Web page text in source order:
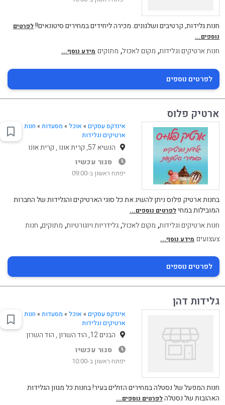
חנות גלידות, קרטיבים ושלגונים. מכירה ליחידים במחירים סיטונאים!!לפרטים
נוספים...
חנות ארטיקים וגלידות, מקום לאכול, מתוקים מידע נוסף...
לפרטים נוספים
ארטיק פלוס
אינדקס עסקים » אוכל» מסעדות» חנות
ארטיקים וגלידות
הנשיא 57, קרית אונו , קרית אונו
סגור עכשיו
יפתח ראשון ב-09:00
בחנות ארטיק פלוס ניתן להשיג את כל סוגי הארטיקים והגלידות של החברות
המובילות במחילפרטים נוספים...
חנות ארטיקים וגלידות, מקום לאכול,גלידריות ויוגורטיות, מתוקים, חנות
צעצועים מידע נוסף...
לפרטים נוספים
גלידות דהן
אינדקס עסקים » אוכל» מסעדות» חנות
ארטיקים וגלידות
הבנים 12, הוד השרון , הוד השרון
סגור עכשיו
יפתח ראשון ב-10:00
חנות המפעל של נסטלה במחירים הזולים בעיר! בחנות כל מגוון הגלידות
האהובות של נסטלהלפרטים נוספים...